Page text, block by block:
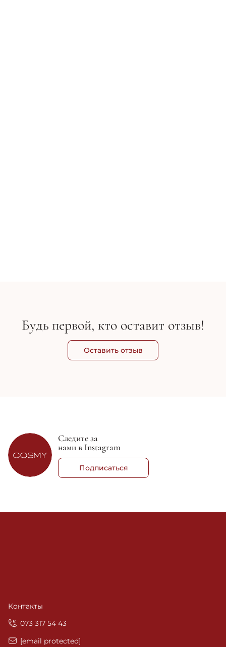
Будь первой, кто оставит отзыв!
Оставить отзыв
Следите за
нами в Instagram
Подписаться
Контакты
‎073 317 54 43
[email protected]